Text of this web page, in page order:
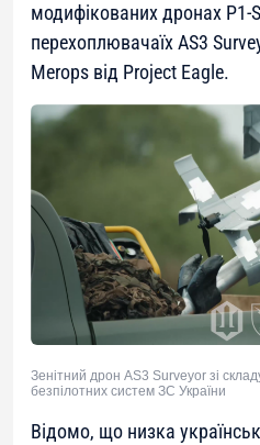
модифікованих дронах P1-
перехоплювачаїх AS3
Merops від Project Eagle.
Зенітний дрон AS3 Surveyor зі
безпілотних систем ЗС України
Відомо, що низка